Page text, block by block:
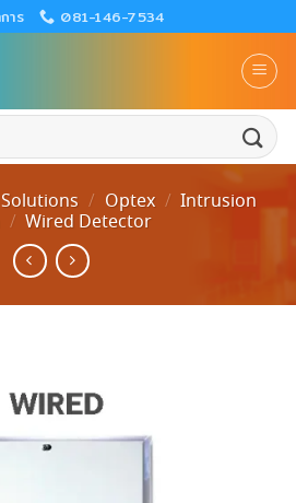
าร 081-146-7534
/ Optex / Intrusion
/ Wired Detector